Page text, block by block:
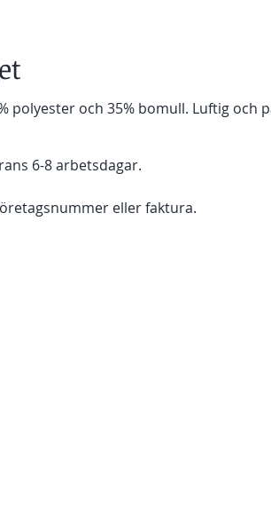
polyester och 35% bomull. Luftig och
6-8 arbetsdagar.
eller faktura.